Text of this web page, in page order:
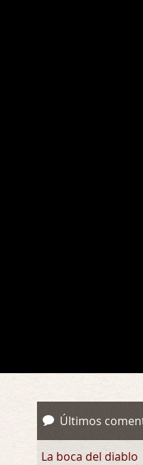
Últimos
La boca del diablo